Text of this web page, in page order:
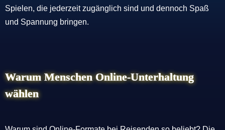
Spielen, die jederzeit zugänglich sind und dennoch Spaß
und Spannung bringen.
Warum Menschen Online-Unterhaltung
wählen